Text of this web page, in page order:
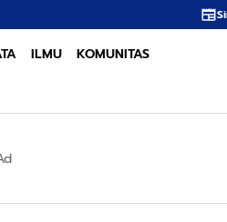
Sinergi Lintas Sektor
ILMU KOMUNITAS